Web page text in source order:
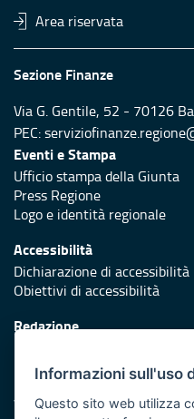
Area riservata
Sezione Finanze
Via G. Gentile, 52 - 70126
PEC:
Eventi e Stampa
Ufficio stampa della Giunta
Press Regione
Logo e identità regionale
Accessibilità
Dichiarazione di accessibilità
Obiettivi di accessibilità
Redazione
Protezione civile
Vai al sito di Protezione
Informazioni sull'uso
Questo sito web utilizza